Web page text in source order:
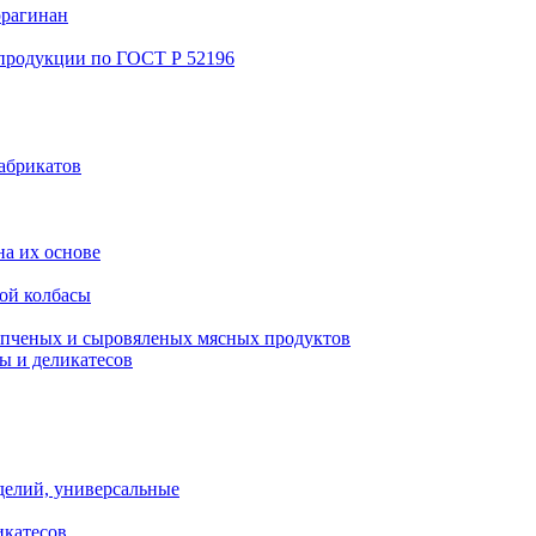
продукции по ГОСТ Р 52196
их основе
колбасы
и сыровяленых мясных продуктов
и деликатесов
универсальные